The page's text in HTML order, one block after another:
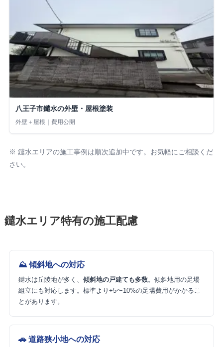
八王子市鑓水の外壁・屋根塗装
外壁＋屋根｜費用公開
※ 鑓水エリアの施工事例は順次追加中です。お気軽にご相談くだ
さい。
鑓水エリア特有の施工配慮
⛰️ 傾斜地への対応
鑓水は丘陵地が多く、 傾斜地の戸建ても多数。傾斜地用の足場
組立にも対応します。標準より+5〜10%の足場費用がかかるこ
とがあります。
🚗 道路狭小地への対応